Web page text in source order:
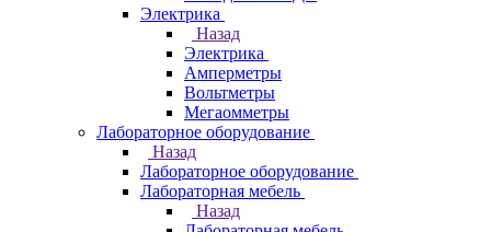
Электрика
Назад
Электрика
Амперметры
Вольтметры
Мегаомметры
Лабораторное оборудование
Назад
Лабораторное оборудование
Лабораторная мебель
Назад